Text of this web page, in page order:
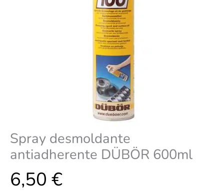
Spray desmoldante
antiadherente DÜBÖR 600ml
6,50 €